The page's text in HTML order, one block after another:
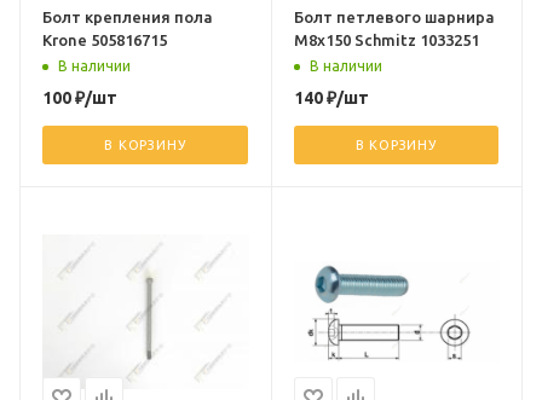
Болт крепления пола
Krone 505816715
В наличии
100₽/шт
В КОРЗИНУ
Болт петлевого шарнира
М8х150 Schmitz 1033251
В наличии
140₽/шт
В КОРЗИНУ